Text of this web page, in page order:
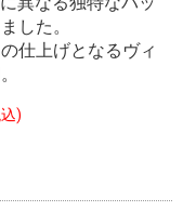
した。
仕上げとなるヴィ
)